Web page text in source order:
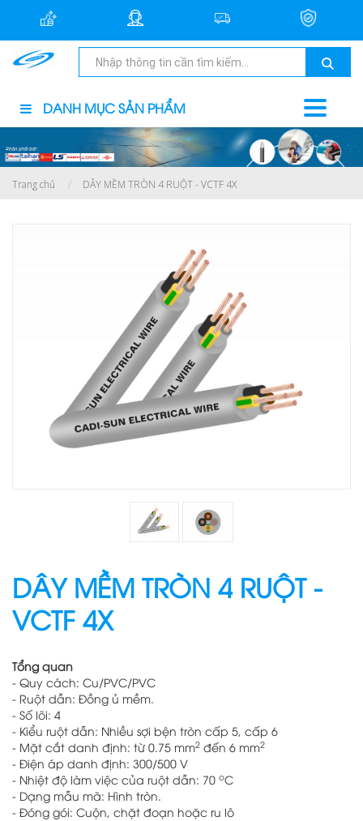
DANH MỤC SẢN PHẨM
Trang chủ DÂY MỀM TRÒN 4 RUỘT - VCTF 4X
DÂY MỀM TRÒN 4 RUỘT -
VCTF 4X
Tổng quan
- Quy cách: Cu/PVC/PVC
- Ruột dẫn: Đồng ủ mềm.
- Số lõi: 4
- Kiểu ruột dẫn: Nhiều sợi bện tròn cấp 5, cấp 6
- Mặt cắt danh định: từ 0.75 mm2 đến 6 mm2
- Điện áp danh định: 300/500 V
- Nhiệt độ làm việc của ruột dẫn: 70 oC
- Dạng mẫu mã: Hình tròn.
- Đóng gói: Cuộn, chặt đoạn hoặc ru lô